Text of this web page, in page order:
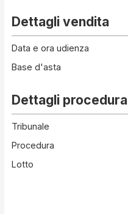
Dettagli vendita
Data e ora udienza
Base d'asta
Dettagli procedura
Tribunale
Procedura
Lotto